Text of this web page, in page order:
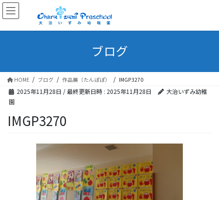
ブログ
HOME ブログ 作品展（たんぽぽ） IMGP3270
2025年11月28日 / 最終更新日時 : 2025年11月28日
大治いずみ幼稚
園
IMGP3270